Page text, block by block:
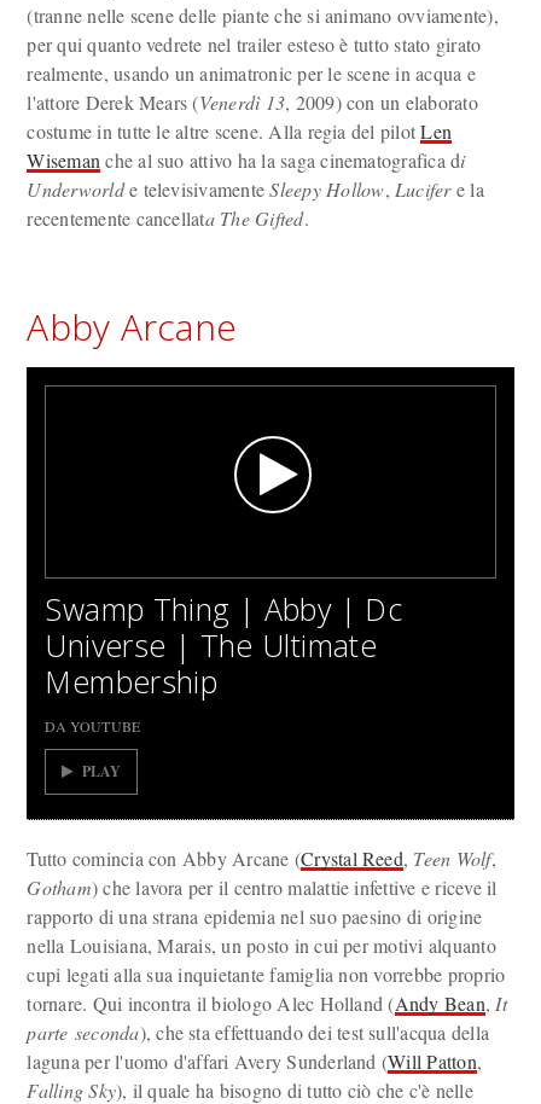
(tranne nelle scene delle piante che si animano ovviamente),
per qui quanto vedrete nel trailer esteso è tutto stato girato
realmente, usando un animatronic per le scene in acqua e
l'attore Derek Mears (Venerdì 13, 2009) con un elaborato
costume in tutte le altre scene. Alla regia del pilotLen
Wiseman che al suo attivo ha la saga cinematografica di
Underworlde televisivamenteSleepy Hollow, Lucifere la
recentemente cancellata The Gifted.
Abby Arcane
Swamp Thing | Abby | Dc
Universe | The Ultimate
Membership
DA YOUTUBE
PLAY
Tutto comincia con Abby Arcane (Crystal Reed, Teen Wolf,
Gotham) che lavora per il centro malattie infettive e riceve il
rapporto di una strana epidemia nel suo paesino di origine
nella Louisiana, Marais, un posto in cui per motivi alquanto
cupi legati alla sua inquietante famiglia non vorrebbe proprio
tornare. Qui incontra il biologo Alec Holland (Andy Bean, It
parte seconda), che sta effettuando dei test sull'acqua della
laguna per l'uomo d'affari Avery Sunderland (Will Patton,
Falling Sky), il quale ha bisogno di tutto ciò che c'è nelle